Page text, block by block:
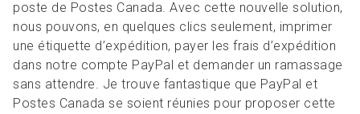
poste de Postes Canada. Avec cette nouvelle solution,
nous pouvons, en quelques clics seulement, imprimer
une étiquette d’expédition, payer les frais d’expédition
dans notre compte PayPal et demander un ramassage
sans attendre. Je trouve fantastique que PayPal et
Postes Canada se soient réunies pour proposer cette